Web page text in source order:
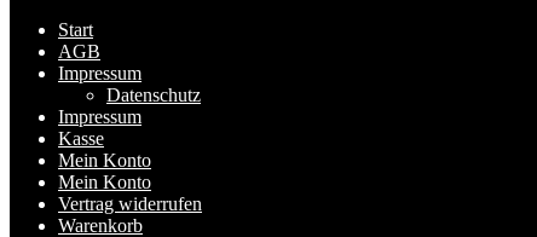
Start
AGB
Impressum
Datenschutz
Impressum
Kasse
Mein Konto
Mein Konto
Vertrag widerrufen
Warenkorb